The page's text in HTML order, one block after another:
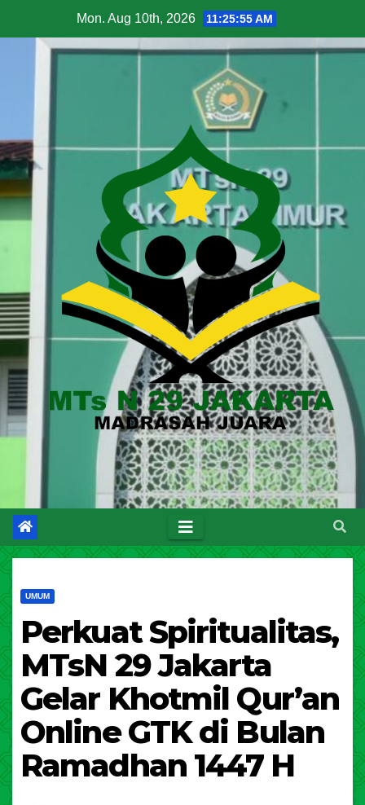
Mon. Aug 10th, 2026 11:25:56 AM
UMUM
Perkuat Spiritualitas,
MTsN 29 Jakarta
Gelar Khotmil Qur’an
Online GTK di Bulan
Ramadhan 1447 H